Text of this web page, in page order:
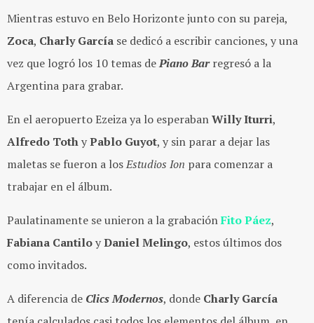
Mientras estuvo en Belo Horizonte junto con su pareja,
Zoca, Charly García se dedicó a escribir canciones, y una
vez que logró los 10 temas dePiano Barregresó a la
Argentina para grabar.
En el aeropuerto Ezeiza ya lo esperabanWilly Iturri,
Alfredo TothyPablo Guyot, y sin parar a dejar las
maletas se fueron a losEstudios Ion para comenzar a
trabajar en el álbum.
Paulatinamente se unieron a la grabaciónFito Páez,
Fabiana CantiloyDaniel Melingo, estos últimos dos
como invitados.
A diferencia de Clics Modernos, donde Charly García